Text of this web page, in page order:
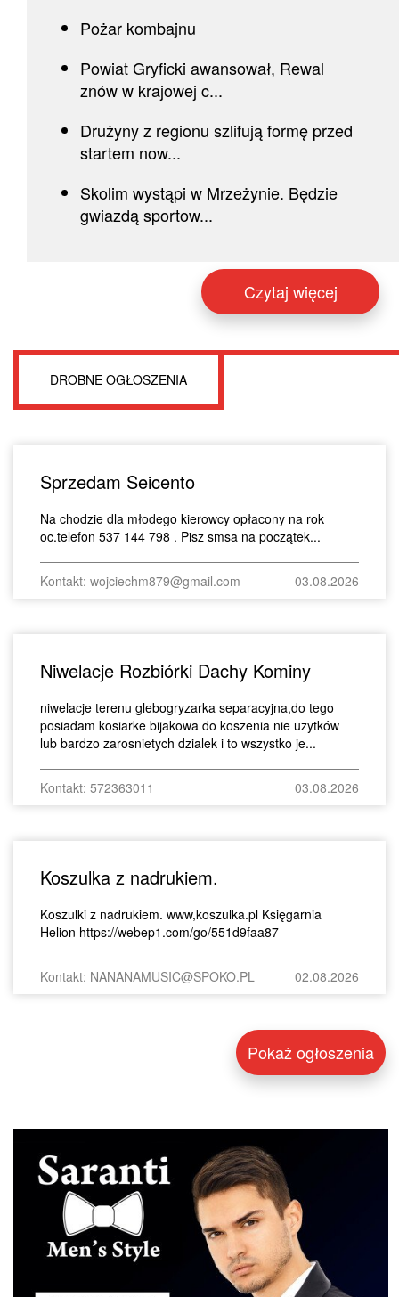
Pożar kombajnu
Powiat Gryficki awansował, Rewal
znów w krajowej c...
Drużyny z regionu szlifują formę przed
startem now...
Skolim wystąpi w Mrzeżynie. Będzie
gwiazdą sportow...
Czytaj więcej
DROBNE OGŁOSZENIA
Sprzedam Seicento
Na chodzie dla młodego kierowcy opłacony na rok
oc.telefon 537 144 798 . Pisz smsa na początek...
Kontakt: wojciechm879@gmail.com 03.08.2026
Niwelacje Rozbiórki Dachy Kominy
niwelacje terenu glebogryzarka separacyjna,do tego
posiadam kosiarke bijakowa do koszenia nie uzytków
lub bardzo zarosnietych dzialek i to wszystko je...
Kontakt: 572363011 03.08.2026
Koszulka z nadrukiem.
Koszulki z nadrukiem. www,koszulka.pl Księgarnia
Helion https://webep1.com/go/551d9faa87
Kontakt: NANANAMUSIC@SPOKO.PL 02.08.2026
Pokaż ogłoszenia